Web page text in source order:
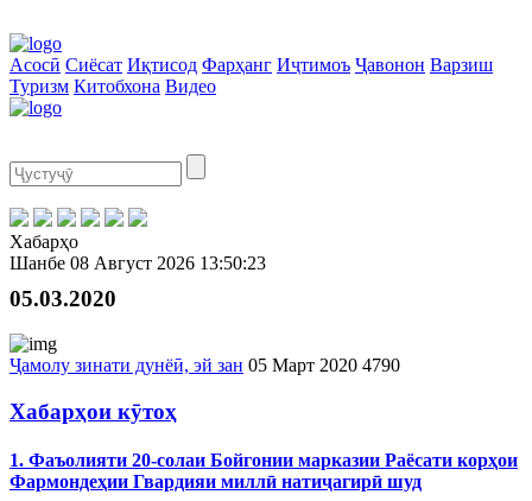
Асосӣ Сиёсат Иқтисод Фарҳанг Иҷтимоъ Ҷавонон Варзиш
Туризм Китобхона Видео
Хабарҳо
Шанбе 08 Август 2026 13:50:23
05.03.2020
Ҷамолу зинати дунёӣ, эй зан 05 Март 2020 4790
Хабарҳои кӯтоҳ
1. Фаъолияти 20-солаи Бойгонии марказии Раёсати корҳои
Фармондеҳии Гвардияи миллӣ натиҷагирӣ шуд